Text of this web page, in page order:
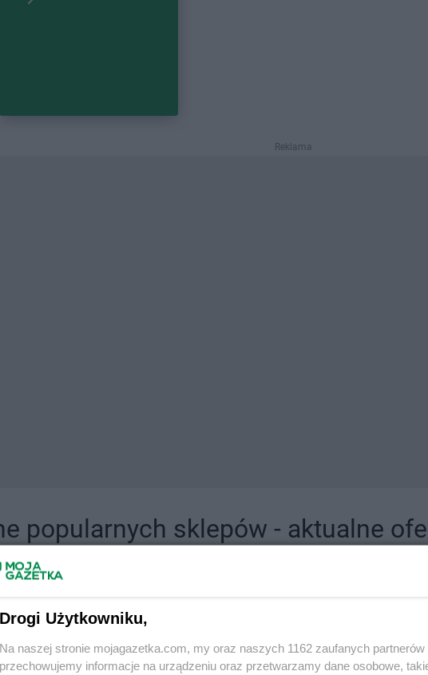
Reklama
popularnych sklepów - aktualne
działają w Polsce. Znajdziesz tutaj sklepy należące do lokalnych sieci oraz duże, znane
Drogi Użytkowniku,
Na naszej stronie mojagazetka.com, my oraz naszych 1162 zaufanych
przechowujemy informacje na urządzeniu oraz przetwarzamy dane osobowe,